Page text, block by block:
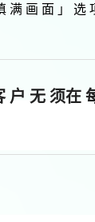
画 面 」 选
无 须在